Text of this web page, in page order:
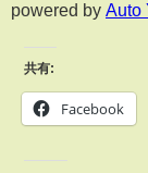
powered by Auto
共有:
Facebook